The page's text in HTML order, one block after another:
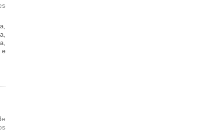
e